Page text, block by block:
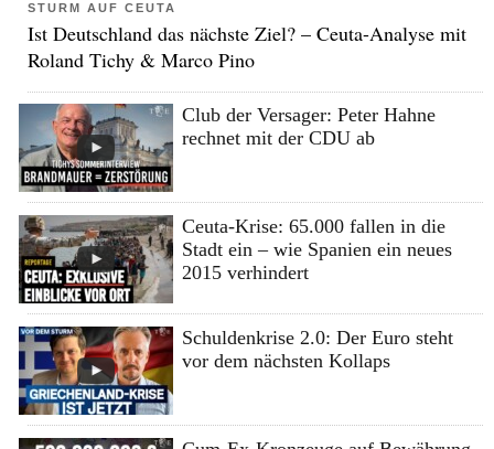
STURM AUF CEUTA
Ist Deutschland das nächste Ziel? – Ceuta-Analyse mit
Roland Tichy & Marco Pino
Club der Versager: Peter Hahne
rechnet mit der CDU ab
Ceuta-Krise: 65.000 fallen in die
Stadt ein – wie Spanien ein neues
2015 verhindert
Schuldenkrise 2.0: Der Euro steht
vor dem nächsten Kollaps